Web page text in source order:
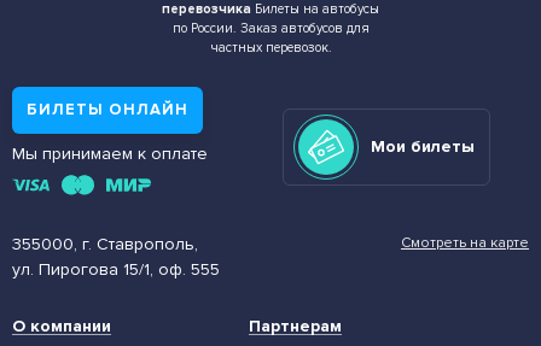
перевозчика Билеты на автобусы
по России. Заказ автобусов для
частных перевозок.
355000, г. Ставрополь,
ул. Пирогова 15/1, оф. 555
Смотреть на карте
БИЛЕТЫ ОНЛАЙН
Мы принимаем к оплате Мои билеты
О компании
Партнерам